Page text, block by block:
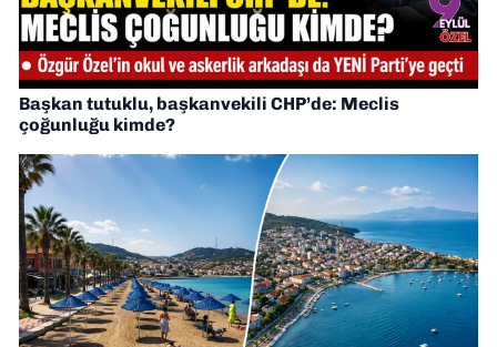
Başkan tutuklu, başkanvekili CHP’de: Meclis
çoğunluğu kimde?